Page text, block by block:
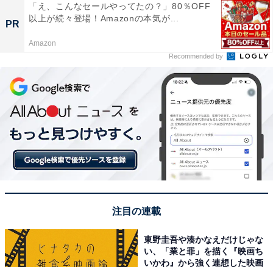
PR
「え、こんなセールやってたの？」80％OFF
以上が続々登場！Amazonの本気が...
Amazon
Recommended by
注目の連載
東野圭吾や湊かなえだけじゃな
い、「業と罪」を描く『映画ち
いかわ』から強く連想した映画